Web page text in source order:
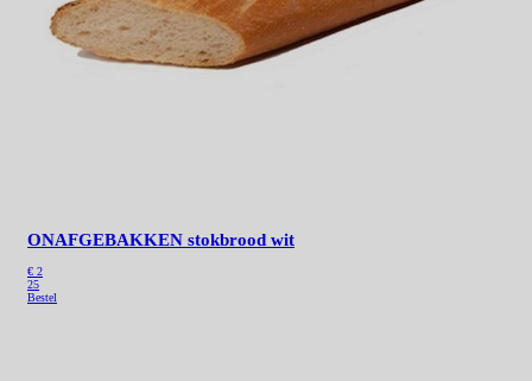
ONAFGEBAKKEN stokbrood wit
€ 2
25
Bestel